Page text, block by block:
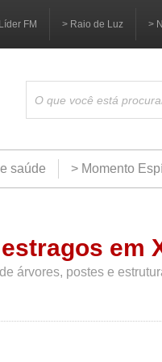
FM > Raio de Luz >
saúde > Momento
em
árvores, postes e